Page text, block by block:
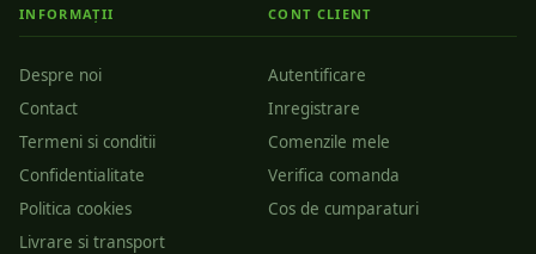
INFORMAȚII
Despre noi
Contact
Termeni si conditii
Confidentialitate
Politica cookies
Livrare si transport
CONT CLIENT
Autentificare
Inregistrare
Comenzile mele
Verifica comanda
Cos de cumparaturi